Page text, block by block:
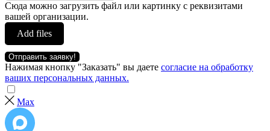
Сюда можно загрузить файл или картинку с реквизитами
вашей организации.
Add files
Отправить заявку!
Нажимая кнопку "Заказать" вы даете согласие на обработку
ваших персональных данных.
Max